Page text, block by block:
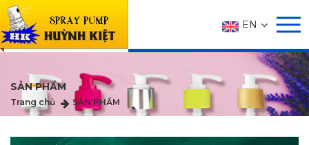
EN
SẢN PHẨM
Trang chủ SẢN PHẨM